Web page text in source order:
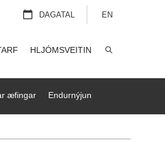
æfingar Endurnýjun
HLJÓMSVEITIN
EN
DAGATAL